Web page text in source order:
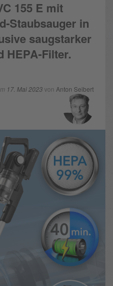
155 E mit
Staubsauger in
saugstarker
HEPA-Filter.
17. Mai 2023von Anton Seibert